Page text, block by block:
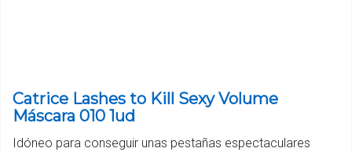
Catrice Lashes to Kill Sexy Volume
Máscara 010 1ud
Idóneo para conseguir unas pestañas espectaculares